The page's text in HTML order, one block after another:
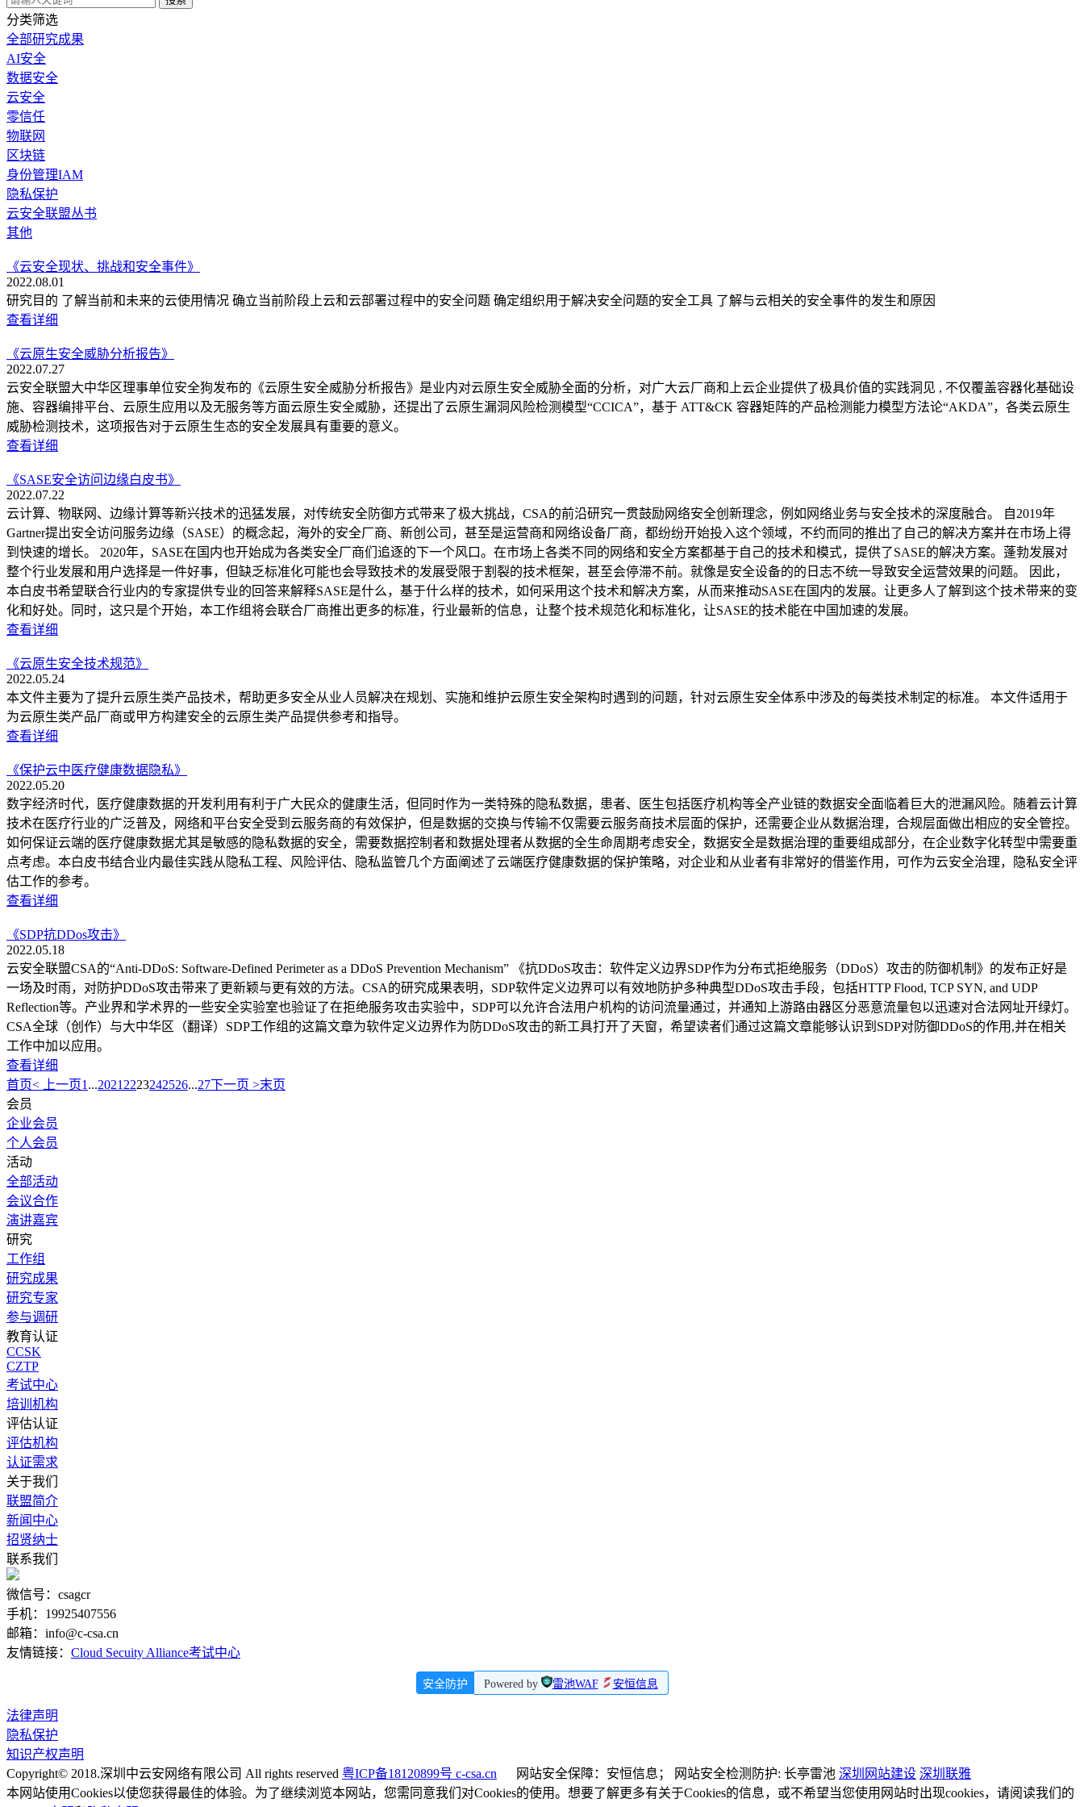
分类筛选
全部研究成果
AI安全
数据安全
云安全
零信任
物联网
区块链
身份管理IAM
隐私保护
云安全联盟丛书
其他
《云安全现状、挑战和安全事件》
2022.08.01
研究目的 了解当前和未来的云使用情况 确立当前阶段上云和云部署过程中的安全问题 确定组织用于解决安全问题的安全工具 了解与云相关的安全事件的发生和原因
查看详细
《云原生安全威胁分析报告》
2022.07.27
云安全联盟大中华区理事单位安全狗发布的《云原生安全威胁分析报告》是业内对云原生安全威胁全面的分析，对广大云厂商和上云企业提供了极具价值的实践洞见 , 不仅覆盖容器化基础设
施、容器编排平台、云原生应⽤以及无服务等方面云原生安全威胁，还提出了云原生漏洞风险检测模型“CCICA”，基于 ATT&CK 容器矩阵的产品检测能⼒模型方法论“AKDA”，各类云原生
威胁检测技术，这项报告对于云原生生态的安全发展具有重要的意义。
查看详细
《SASE安全访问边缘白皮书》
2022.07.22
云计算、物联网、边缘计算等新兴技术的迅猛发展，对传统安全防御方式带来了极大挑战，CSA的前沿研究一贯鼓励网络安全创新理念，例如网络业务与安全技术的深度融合。 自2019年
Gartner提出安全访问服务边缘（SASE）的概念起，海外的安全厂商、新创公司，甚至是运营商和网络设备厂商，都纷纷开始投入这个领域，不约而同的推出了自己的解决方案并在市场上得
到快速的增长。 2020年，SASE在国内也开始成为各类安全厂商们追逐的下一个风口。在市场上各类不同的网络和安全方案都基于自己的技术和模式，提供了SASE的解决方案。蓬勃发展对
整个行业发展和用户选择是一件好事，但缺乏标准化可能也会导致技术的发展受限于割裂的技术框架，甚至会停滞不前。就像是安全设备的的日志不统一导致安全运营效果的问题。 因此，
本白皮书希望联合行业内的专家提供专业的回答来解释SASE是什么，基于什么样的技术，如何采用这个技术和解决方案，从而来推动SASE在国内的发展。让更多人了解到这个技术带来的变
化和好处。同时，这只是个开始，本工作组将会联合厂商推出更多的标准，行业最新的信息，让整个技术规范化和标准化，让SASE的技术能在中国加速的发展。
查看详细
《云原生安全技术规范》
2022.05.24
本文件主要为了提升云原生类产品技术，帮助更多安全从业人员解决在规划、实施和维护云原生安全架构时遇到的问题，针对云原生安全体系中涉及的每类技术制定的标准。 本文件适用于
为云原生类产品厂商或甲方构建安全的云原生类产品提供参考和指导。
查看详细
《保护云中医疗健康数据隐私》
2022.05.20
数字经济时代，医疗健康数据的开发利用有利于广大民众的健康生活，但同时作为一类特殊的隐私数据，患者、医生包括医疗机构等全产业链的数据安全面临着巨大的泄漏风险。随着云计算
技术在医疗行业的广泛普及，网络和平台安全受到云服务商的有效保护，但是数据的交换与传输不仅需要云服务商技术层面的保护，还需要企业从数据治理，合规层面做出相应的安全管控。
如何保证云端的医疗健康数据尤其是敏感的隐私数据的安全，需要数据控制者和数据处理者从数据的全生命周期考虑安全，数据安全是数据治理的重要组成部分，在企业数字化转型中需要重
点考虑。本白皮书结合业内最佳实践从隐私工程、风险评估、隐私监管几个方面阐述了云端医疗健康数据的保护策略，对企业和从业者有非常好的借鉴作用，可作为云安全治理，隐私安全评
估工作的参考。
查看详细
《SDP抗DDos攻击》
2022.05.18
云安全联盟CSA的“Anti-DDoS: Software-Defined Perimeter as a DDoS Prevention Mechanism” 《抗DDoS攻击：软件定义边界SDP作为分布式拒绝服务（DDoS）攻击的防御机制》的发布正好是
一场及时雨，对防护DDoS攻击带来了更新颖与更有效的方法。CSA的研究成果表明，SDP软件定义边界可以有效地防护多种典型DDoS攻击手段，包括HTTP Flood, TCP SYN, and UDP
Reflection等。产业界和学术界的一些安全实验室也验证了在拒绝服务攻击实验中，SDP可以允许合法用户机构的访问流量通过，并通知上游路由器区分恶意流量包以迅速对合法网址开绿灯。
CSA全球（创作）与大中华区（翻译）SDP工作组的这篇文章为软件定义边界作为防DDoS攻击的新工具打开了天窗，希望读者们通过这篇文章能够认识到SDP对防御DDoS的作用,并在相关
工作中加以应用。
查看详细
首页< 上一页1 ...2021 2223242526...27下一页 >末页
会员
企业会员
个人会员
活动
全部活动
会议合作
演讲嘉宾
研究
工作组
研究成果
研究专家
参与调研
教育认证
CCSK
CZTP
考试中心
培训机构
评估认证
评估机构
认证需求
关于我们
联盟简介
新闻中心
招贤纳士
联系我们
微信号：csagcr
手机：19925407556
邮箱：info@c-csa.cn
友情链接： Cloud Secuity Alliance考试中心
安全防护 Powered by 雷池WAF 安恒信息
法律声明
隐私保护
知识产权声明
Copyright© 2018.深圳中云安网络有限公司 All rights reserved 粤ICP备18120899号 c-csa.cn 网站安全保障：安恒信息； 网站安全检测防护: 长亭雷池 深圳网站建设 深圳联雅
本网站使用Cookies以使您获得最佳的体验。为了继续浏览本网站，您需同意我们对Cookies的使用。想要了解更多有关于Cookies的信息，或不希望当您使用网站时出现cookies，请阅读我们的